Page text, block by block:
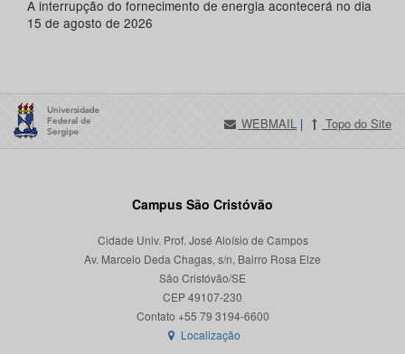
A interrupção do fornecimento de energia acontecerá no dia
15 de agosto de 2026
WEBMAIL | Topo do Site
Campus São Cristóvão
Cidade Univ. Prof. José Aloísio de Campos
Av. Marcelo Deda Chagas, s/n, Bairro Rosa Elze
São Cristóvão/SE
CEP 49107-230
Localização